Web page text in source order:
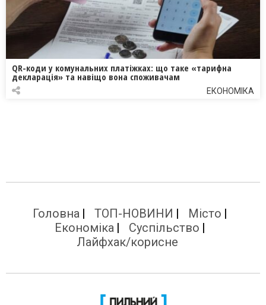
QR-коди у комунальних платіжках: що таке «тарифна
декларація» та навіщо вона споживачам
ЕКОНОМІКА
Головна ТОП-НОВИНИ
Місто
Економіка
Суспільство
Лайфхак/корисне